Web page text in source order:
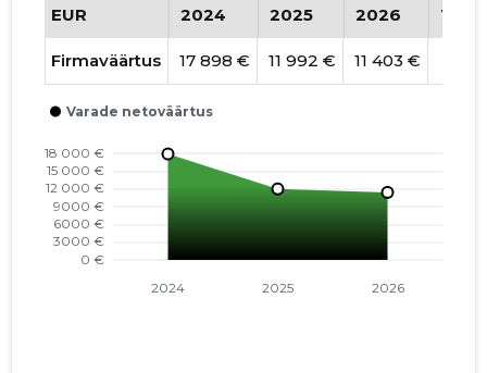
EUR 2024 2025 2026
Firmaväärtus 17 898 € 11 992 € 11 403 €